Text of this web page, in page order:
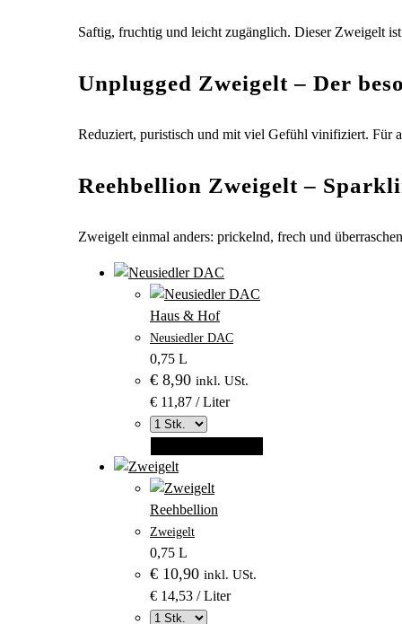
Saftig, fruchtig und leicht zugänglich. Dieser Zweigelt
Unplugged Zweigelt – Der
Reduziert, puristisch und mit viel Gefühl vinifiziert. Für
Reehbellion Zweigelt –
Zweigelt einmal anders: prickelnd, frech und
Haus & Hof
Neusiedler DAC–
0,75 L
€ 8,90 inkl. USt.
€ 11,87 / Liter
–
Produktbild
Reehbellion
Reehbellion
Zweigelt–
Reehbellion
0,75 L
€ 10,90 inkl. USt.
€ 14,53 / Liter